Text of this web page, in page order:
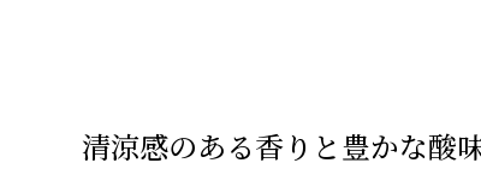
清涼感のある香りと豊かな酸